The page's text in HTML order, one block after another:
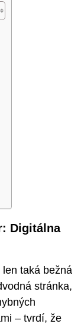
Digitálna
taká bežná
stránka,
– tvrdí, že